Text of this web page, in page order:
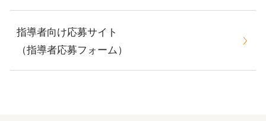
指導者向け応募サイト
（指導者応募フォーム）